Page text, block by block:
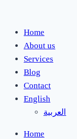
contentHome
About us
Services
Blog
Contact
English
العربية
Home